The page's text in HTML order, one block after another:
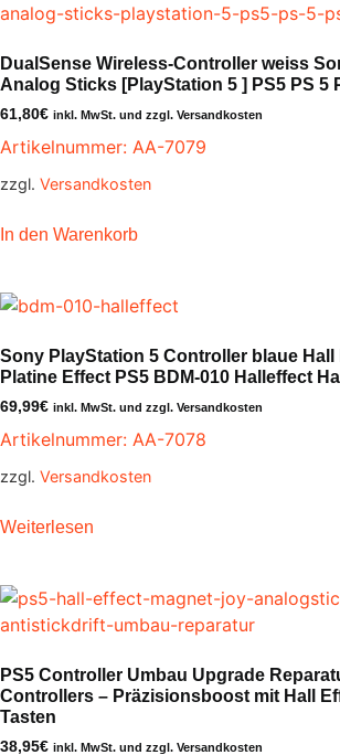
DualSense Wireless-Controller weiss
Analog Sticks [PlayStation 5 ] PS5 PS 5
61,80€ inkl. MwSt. und zzgl. Versandkosten
Artikelnummer: AA-7079
zzgl. Versandkosten
In den Warenkorb
Sony PlayStation 5 Controller blaue Hall
Platine Effect PS5 BDM-010 Halleffect
69,99€ inkl. MwSt. und zzgl. Versandkosten
Artikelnummer: AA-7078
zzgl. Versandkosten
Weiterlesen
PS5 Controller Umbau Upgrade
Controllers – Präzisionsboost mit Hall
Tasten
38,95€ inkl. MwSt. und zzgl. Versandkosten